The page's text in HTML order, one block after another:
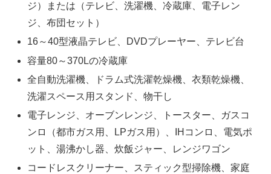
ジ）または（テレビ、洗濯機、冷蔵庫、電子レン
ジ、布団セット）
16～40型液晶テレビ、DVDプレーヤー、テレビ台
容量80～370Lの冷蔵庫
全自動洗濯機、ドラム式洗濯乾燥機、衣類乾燥機、
洗濯スペース用スタンド、物干し
電子レンジ、オーブンレンジ、トースター、ガスコ
ンロ（都市ガス用、LPガス用）、IHコンロ、電気ポ
ット、湯沸かし器、炊飯ジャー、レンジワゴン
コードレスクリーナー、スティック型掃除機、家庭